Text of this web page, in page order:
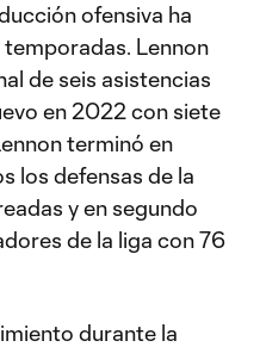
ofensiva ha
Lennon
de seis asistencias
en 2022 con siete
terminó en
los defensas de la
y en segundo
de la liga con 76
durante la